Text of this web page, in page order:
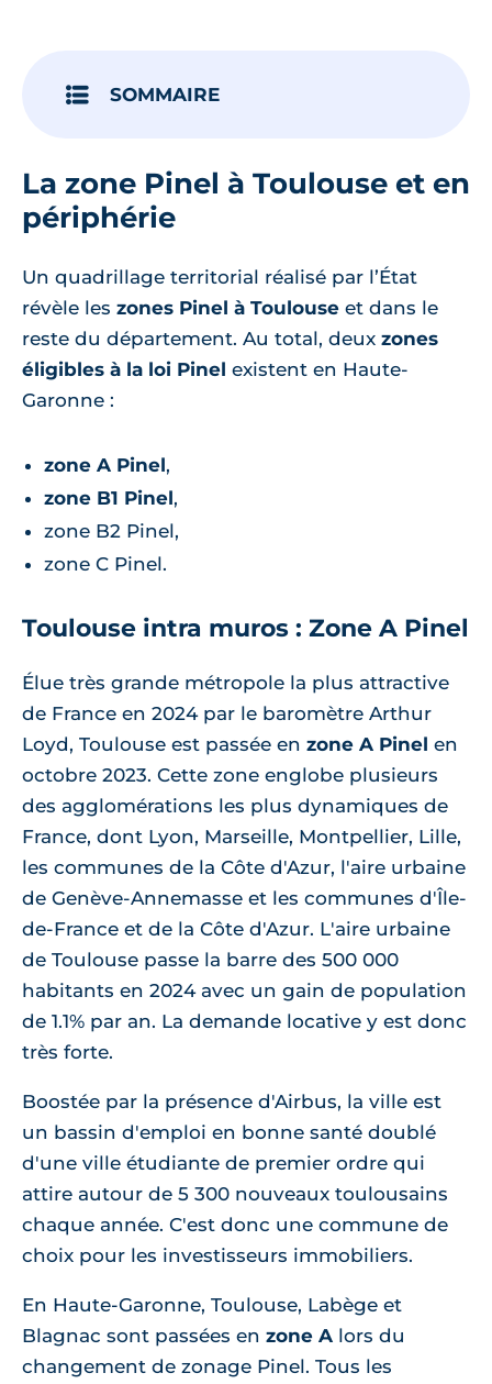
SOMMAIRE
La zone Pinel à Toulouse et en
périphérie
Un quadrillage territorial réalisé par l’État
révèle les zones Pinel à Toulouse et dans le
reste du département. Au total, deux zones
éligibles à la loi Pinel existent en Haute-
Garonne :
zone A Pinel,
zone B1 Pinel,
zone B2 Pinel,
zone C Pinel.
Toulouse intra muros : Zone A Pinel
Élue très grande métropole la plus attractive
de France en 2024 par le baromètre Arthur
Loyd, Toulouse est passée en zone A Pinel en
octobre 2023. Cette zone englobe plusieurs
des agglomérations les plus dynamiques de
France, dont Lyon, Marseille, Montpellier, Lille,
les communes de la Côte d'Azur, l'aire urbaine
de Genève-Annemasse et les communes d'Île-
de-France et de la Côte d'Azur. L'aire urbaine
de Toulouse passe la barre des 500 000
habitants en 2024 avec un gain de population
de 1.1% par an. La demande locative y est donc
très forte.
Boostée par la présence d'Airbus, la ville est
un bassin d'emploi en bonne santé doublé
d'une ville étudiante de premier ordre qui
attire autour de 5 300 nouveaux toulousains
chaque année. C'est donc une commune de
choix pour les investisseurs immobiliers.
En Haute-Garonne, Toulouse, Labège et
Blagnac sont passées en zone A lors du
changement de zonage Pinel. Tous les